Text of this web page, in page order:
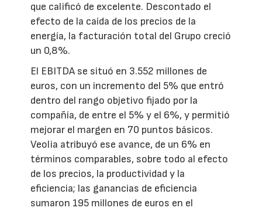
que calificó de excelente. Descontado el
efecto de la caída de los precios de la
energía, la facturación total del Grupo creció
un 0,8%.
El EBITDA se situó en 3.552 millones de
euros, con un incremento del 5% que entró
dentro del rango objetivo fijado por la
compañía, de entre el 5% y el 6%, y permitió
mejorar el margen en 70 puntos básicos.
Veolia atribuyó ese avance, de un 6% en
términos comparables, sobre todo al efecto
de los precios, la productividad y la
eficiencia; las ganancias de eficiencia
sumaron 195 millones de euros en el